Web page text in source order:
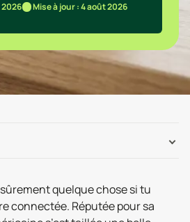
Mise à jour : 4 août 2026
quelque chose si tu
connectée. Réputée pour sa